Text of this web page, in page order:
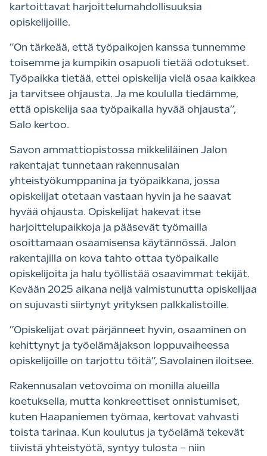
kartoittavat harjoittelumahdollisuuksia
opiskelijoille.
”On tärkeää, että työpaikojen kanssa tunnemme
toisemme ja kumpikin osapuoli tietää odotukset.
Työpaikka tietää, ettei opiskelija vielä osaa kaikkea
ja tarvitsee ohjausta. Ja me koululla tiedämme,
että opiskelija saa työpaikalla hyvää ohjausta”,
Salo kertoo.
Savon ammattiopistossa mikkeliläinen Jalon
rakentajat tunnetaan rakennusalan
yhteistyökumppanina ja työpaikkana, jossa
opiskelijat otetaan vastaan hyvin ja he saavat
hyvää ohjausta. Opiskelijat hakevat itse
harjoittelupaikkoja ja pääsevät työmailla
osoittamaan osaamisensa käytännössä. Jalon
rakentajilla on kova tahto ottaa työpaikalle
opiskelijoita ja halu työllistää osaavimmat tekijät.
Kevään 2025 aikana neljä valmistunutta opiskelijaa
on sujuvasti siirtynyt yrityksen palkkalistoille.
”Opiskelijat ovat pärjänneet hyvin, osaaminen on
kehittynyt ja työelämäjakson loppuvaiheessa
opiskelijoille on tarjottu töitä”, Savolainen iloitsee.
Rakennusalan vetovoima on monilla alueilla
koetuksella, mutta konkreettiset onnistumiset,
kuten Haapaniemen työmaa, kertovat vahvasti
toista tarinaa. Kun koulutus ja työelämä tekevät
tiivistä yhteistyötä, syntyy tulosta – niin